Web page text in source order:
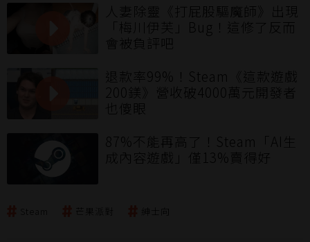
人妻除靈《打屁股驅魔師》出現
「梅川伊芙」Bug！這修了反而
會被負評吧
退款率99%！Steam《這款遊戲
200鎂》營收破4000萬元開發者
也傻眼
87%不能再高了！Steam「AI生
成內容遊戲」僅13%賣得好
芒果派對 紳士向